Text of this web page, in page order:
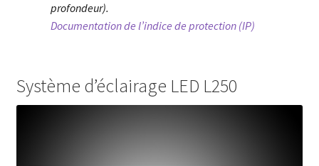
profondeur).
Documentation de l’indice de protection (IP)
Système d’éclairage LED L250